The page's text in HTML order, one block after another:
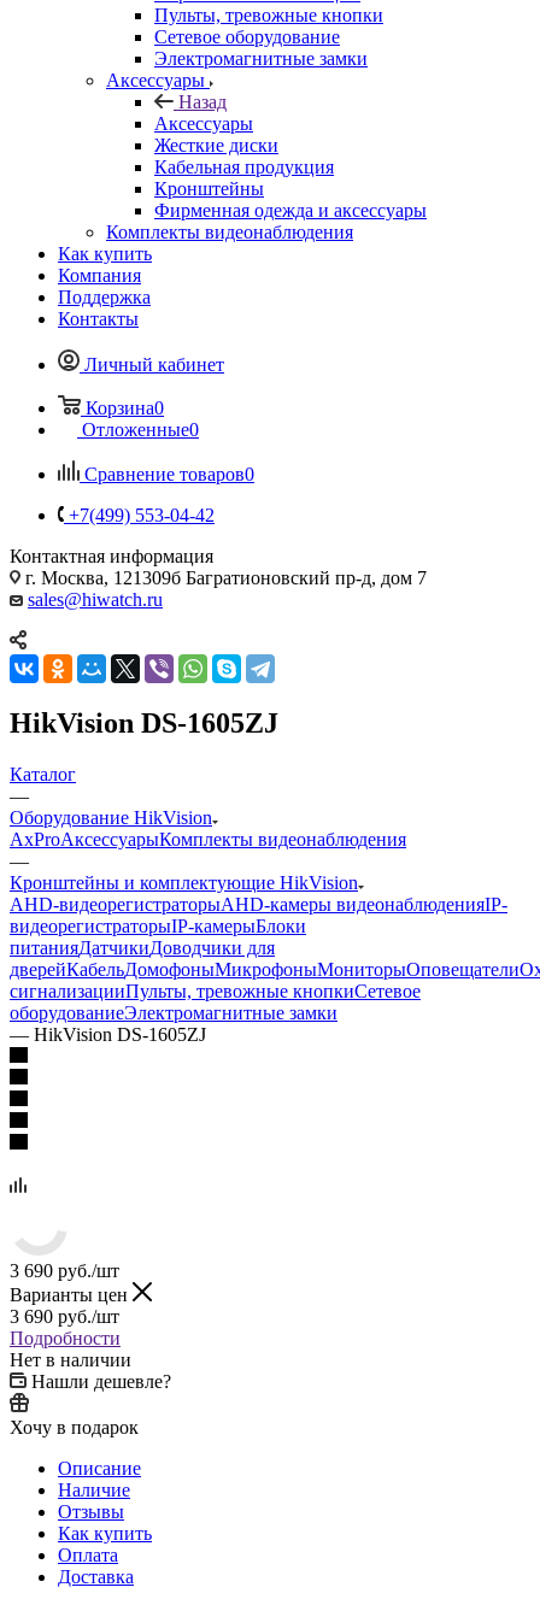
Пульты, тревожные кнопки
Сетевое оборудование
Электромагнитные замки
Аксессуары
Назад
Аксессуары
Жесткие диски
Кабельная продукция
Кронштейны
Фирменная одежда и аксессуары
Комплекты видеонаблюдения
Как купить
Компания
Поддержка
Контакты
Личный кабинет
Корзина0
Отложенные0
Сравнение товаров0
+7(499) 553-04-42
Контактная информация
г. Москва, 121309б Багратионовский пр-д, дом 7
sales@hiwatch.ru
HikVision DS-1605ZJ
Каталог
—
Оборудование HikVision
AxProАксессуарыКомплекты видеонаблюдения
—
Кронштейны и комплектующие HikVision
AHD-видеорегистраторыAHD-камеры видеонаблюденияIP-
видеорегистраторыIP-камерыБлоки
питанияДатчикиДоводчики для
дверейКабельДомофоныМикрофоныМониторыОповещатели
сигнализацииПульты, тревожные кнопкиСетевое
оборудованиеЭлектромагнитные замки
— HikVision DS-1605ZJ
3 690 руб./шт
Варианты цен
3 690 руб./шт
Подробности
Нет в наличии
Нашли дешевле?
Хочу в подарок
Описание
Наличие
Отзывы
Как купить
Оплата
Доставка